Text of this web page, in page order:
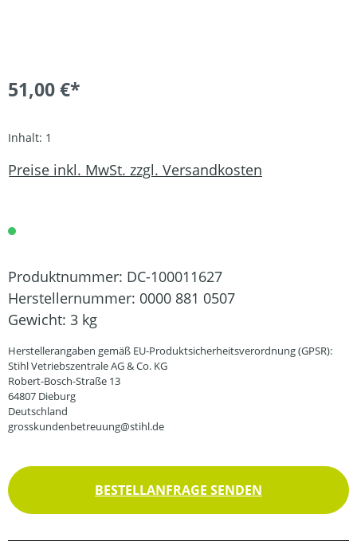
51,00 €*
Inhalt: 1
Preise inkl. MwSt. zzgl. Versandkosten
Produktnummer: DC-100011627
Herstellernummer: 0000 881 0507
Gewicht: 3 kg
Herstellerangaben gemäß EU-Produktsicherheitsverordnung (GPSR):
Stihl Vetriebszentrale AG & Co. KG
Robert-Bosch-Straße 13
64807 Dieburg
Deutschland
grosskundenbetreuung@stihl.de
BESTELLANFRAGE SENDEN